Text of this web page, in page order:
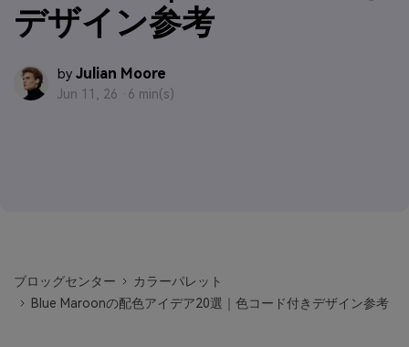
デザイン参考
by Julian Moore
Jun 11, 26 · 6 min(s)
ブロッグセンター
カラーパレット
Blue Maroonの配色アイデア20選｜色コード付きデザイン参考